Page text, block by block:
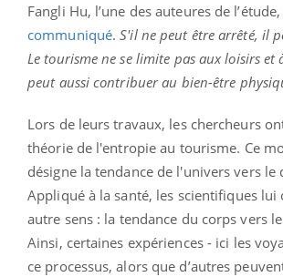
Fangli Hu, l’une des auteures de
communiqué.S'il ne peut être arrêté, il
Le tourisme ne se limite pas aux loisirs et
peut aussi contribuer au bien-être
Lors de leurs travaux, les chercheurs
théorie de l'entropie au tourisme. Ce
désigne la tendance de l'univers vers le
Appliqué à la santé, les scientifiques lui
autre sens : la tendance du corps vers
Ainsi, certaines expériences - ici les
ce processus, alors que d’autres